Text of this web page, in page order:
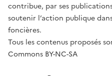
contribue, par ses
soutenir l’action publique
foncières.
Tous les contenus proposés
Commons BY-NC-SA